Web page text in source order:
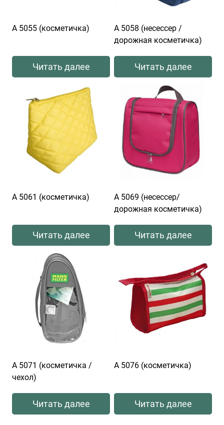
А 5055 (косметичка)
Читать далее
А 5058 (несессер /
дорожная косметичка)
Читать далее
А 5061 (косметичка)
Читать далее
А 5069 (несессер/
дорожная косметичка)
Читать далее
А 5071 (косметичка /
чехол)
Читать далее
А 5076 (косметичка)
Читать далее